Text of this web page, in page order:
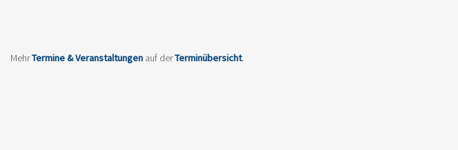
MehrTermine & Veranstaltungen auf derTerminübersicht.